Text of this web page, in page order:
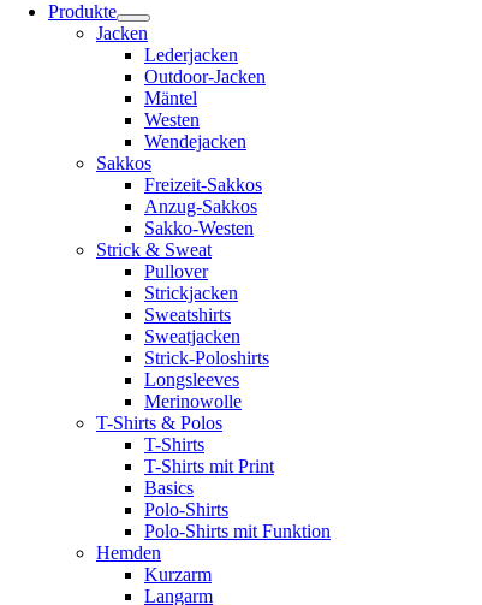
Produkte
Jacken
Lederjacken
Outdoor-Jacken
Mäntel
Westen
Wendejacken
Sakkos
Freizeit-Sakkos
Anzug-Sakkos
Sakko-Westen
Strick & Sweat
Pullover
Strickjacken
Sweatshirts
Sweatjacken
Strick-Poloshirts
Longsleeves
Merinowolle
T-Shirts & Polos
T-Shirts
T-Shirts mit Print
Basics
Polo-Shirts
Polo-Shirts mit Funktion
Hemden
Kurzarm
Langarm